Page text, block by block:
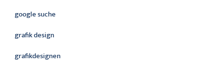
google suche
grafik design
grafikdesignen